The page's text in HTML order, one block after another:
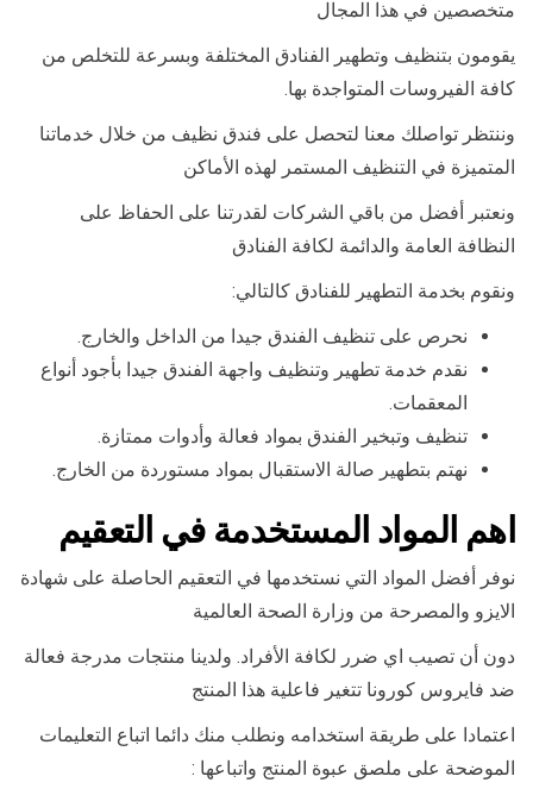
متخصصين في هذا المجال
يقومون بتنظيف وتطهير الفنادق المختلفة وبسرعة للتخلص من
كافة الفيروسات المتواجدة بها.
وننتظر تواصلك معنا لتحصل على فندق نظيف من خلال خدماتنا
المتميزة في التنظيف المستمر لهذه الأماكن
ونعتبر أفضل من باقي الشركات لقدرتنا على الحفاظ على
النظافة العامة والدائمة لكافة الفنادق
ونقوم بخدمة التطهير للفنادق كالتالي:
نحرص على تنظيف الفندق جيدا من الداخل والخارج.
نقدم خدمة تطهير وتنظيف واجهة الفندق جيدا بأجود أنواع
المعقمات.
تنظيف وتبخير الفندق بمواد فعالة وأدوات ممتازة.
نهتم بتطهير صالة الاستقبال بمواد مستوردة من الخارج.
اهم المواد المستخدمة في التعقيم
نوفر أفضل المواد التي نستخدمها في التعقيم الحاصلة على شهادة
الايزو والمصرحة من وزارة الصحة العالمية
دون أن تصيب اي ضرر لكافة الأفراد. ولدينا منتجات مدرجة فعالة
ضد فايروس كورونا تتغير فاعلية هذا المنتج
اعتمادا على طريقة استخدامه ونطلب منك دائما اتباع التعليمات
الموضحة على ملصق عبوة المنتج واتباعها :